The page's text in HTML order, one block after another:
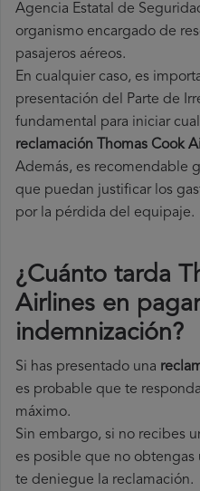
Agencia Estatal de
organismo encargado de
pasajeros aéreos.
En cualquier caso, es
presentación del Parte de
fundamental para iniciar
reclamación Thomas Cook
Además, es recomendable
que puedan justificar los
por la pérdida del equipaje.
¿Cuánto tarda
Airlines en
indemnización?
Si has presentado una
es probable que te
máximo.
Sin embargo, si no recibes
es posible que no obtengas
te deniegue la reclamación.